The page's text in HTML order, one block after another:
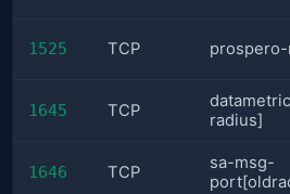
1525 TCP
1645 TCP
radius]
1646 TCP
sa-msg-